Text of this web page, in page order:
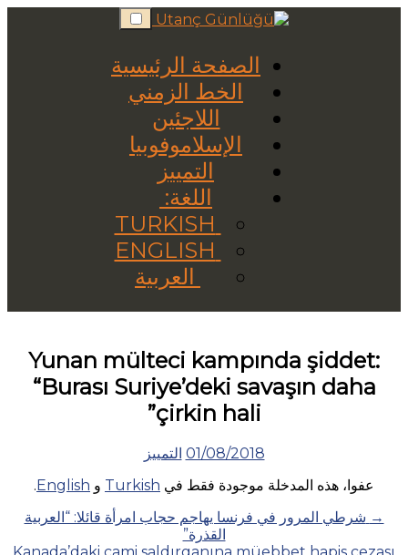
Skip
to
الصفحة الرئيسية
الخط الزمني
اللاجئين
الإسلاموفوبيا
التمييز
اللغة:
العربية
Yunan mülteci kampında şiddet:
“Burası Suriye’deki savaşın daha
çirkin hali”
01/08/2018 التمييز
عفوا، هذه المدخلة موجودة فقط في Turkish و English
.
Posts
navigation
→ شرطي المرور في فرنسا يهاجم حجاب امرأة قائلا: “العربية
القذرة”